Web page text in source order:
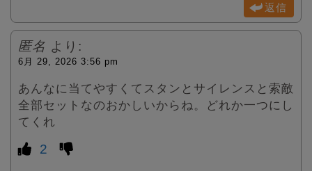
返信
匿名 より:
6月 29, 2026 3:56 pm
あんなに当てやすくてスタンとサイレンスと索敵
全部セットなのおかしいからね。どれか一つにし
てくれ
2